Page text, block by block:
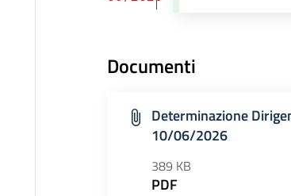
Documenti
Determinazione
10/06/2026
389 KB
PDF